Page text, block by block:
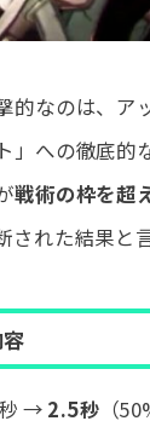
的なのは、ア
」への徹底的
戦術の枠を超
された結果と
→ 2.5秒（